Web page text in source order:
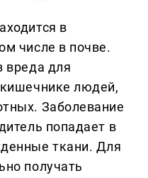
в
числе в почве.
вреда для
людей,
Заболевание
попадает в
ткани. Для
получать